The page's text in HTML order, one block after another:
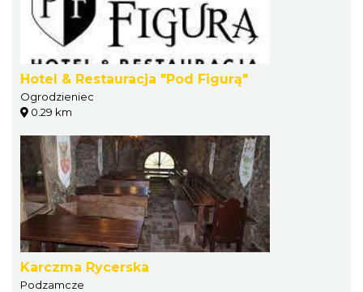
Hotel & Restauracja "Pod Figurą"
Ogrodzieniec
0.29 km
Karczma Rycerska
Podzamcze